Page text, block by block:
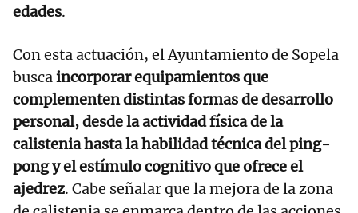
edades.
Con esta actuación, el Ayuntamiento de Sopela
buscaincorporar equipamientos que
complementen distintas formas de desarrollo
personal, desde la actividad física de la
calistenia hasta la habilidad técnica del ping-
pong y el estímulo cognitivo que ofrece el
ajedrez. Cabe señalar que la mejora de la zona